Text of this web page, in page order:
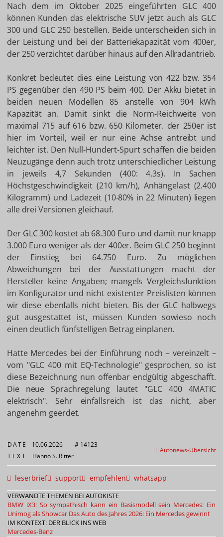
Nach dem im Oktober 2025 eingeführten GLC 400
können Kunden das elektrische SUV jetzt auch als GLC
300 und GLC 250 bestellen. Beide unterscheiden sich in
der Leistung und bei der Batteriekapazität vom 400er,
der 250 verzichtet darüber hinaus auf den Allradantrieb.
Konkret bedeutet dies eine Leistung von 422 bzw. 354
PS gegenüber den 490 PS beim 400. Der Akku bietet in
beiden neuen Modellen 85 anstelle von 904 kWh
Kapazität an. Damit sinkt die Norm-Reichweite von
maximal 715 auf 616 bzw. 650 Kilometer. der 250er ist
hier im Vorteil, weil er nur eine Achse antreibt und
leichter ist. Den Null-Hundert-Spurt schaffen die beiden
Neuzugänge denn auch trotz unterschiedlicher Leistung
in jeweils 4,7 Sekunden (400: 4,3s). In Sachen
Höchstgeschwindigkeit (210 km/h), Anhängelast (2.400
Kilogramm) und Ladezeit (10-80% in 22 Minuten) liegen
alle drei Versionen gleichauf.
Der GLC 300 kostet ab 68.300 Euro und damit nur knapp
3.000 Euro weniger als der 400er. Beim GLC 250 beginnt
der Einstieg bei 64.750 Euro. Zu möglichen
Abweichungen bei der Ausstattungen macht der
Hersteller keine Angaben; mangels Vergleichsfunktion
im Konfigurator und nicht existenter Preislisten können
wir diese ebenfalls nicht bieten. Bis der GLC halbwegs
gut ausgestattet ist, müssen Kunden sowieso noch
einen deutlich fünfstelligen Betrag einplanen.
Hatte Mercedes bei der Einführung noch – vereinzelt –
vom "GLC 400 mit EQ-Technologie" gesprochen, so ist
diese Bezeichnung nun offenbar endgültig abgeschafft.
Die neue Sprachregelung lautet "GLC 400 4MATIC
elektrisch". Sehr einfallsreich ist das nicht, aber
angenehm geerdet.
Autonews-Übersicht
DATE 10.06.2026 — # 14123
TEXT Hanno S. Ritter
leserbrief support empfehlen whatsapp
VERWANDTE THEMEN BEI AUTOKISTE
BMW iX3: So sympathisch kann ein Basismodell sein Mercedes: Ein
Unimog als Showcar Das Auto des Jahres 2026: Ein Mercedes gewinnt
IM KONTEXT: DER BLICK INS WEB
Mercedes-Benz